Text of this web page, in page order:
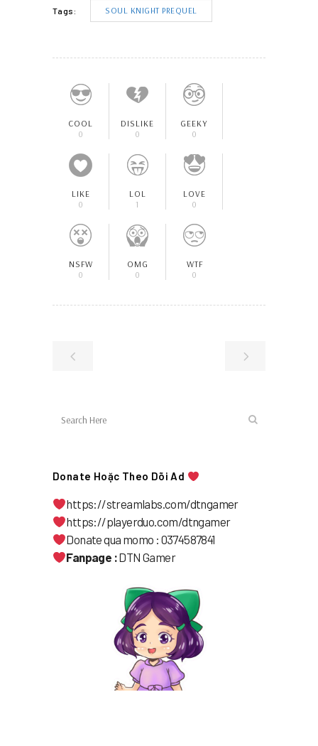
Tags: SOUL KNIGHT PREQUEL
COOL
0
DISLIKE
0
GEEKY
0
LIKE
0
LOL
1
LOVE
0
NSFW
0
OMG
0
WTF
0
Donate Hoặc Theo Dõi Ad
https://streamlabs.com/dtngamer
https://playerduo.com/dtngamer
Donate qua momo : 0374587841
Fanpage :DTN Gamer